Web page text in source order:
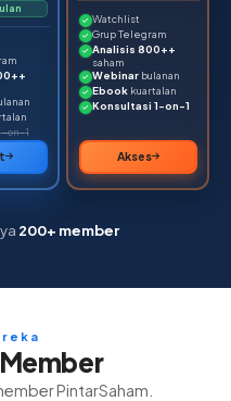
on-1
Watchlist
Grup Telegram
Analisis 800++
saham
Webinarbulanan
Ebookkuartalan
Konsultasi 1-on-1
Akses
200+ member
PintarSaham.